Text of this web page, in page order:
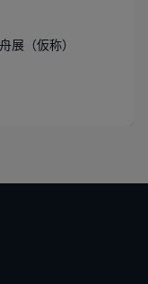
展（仮称）